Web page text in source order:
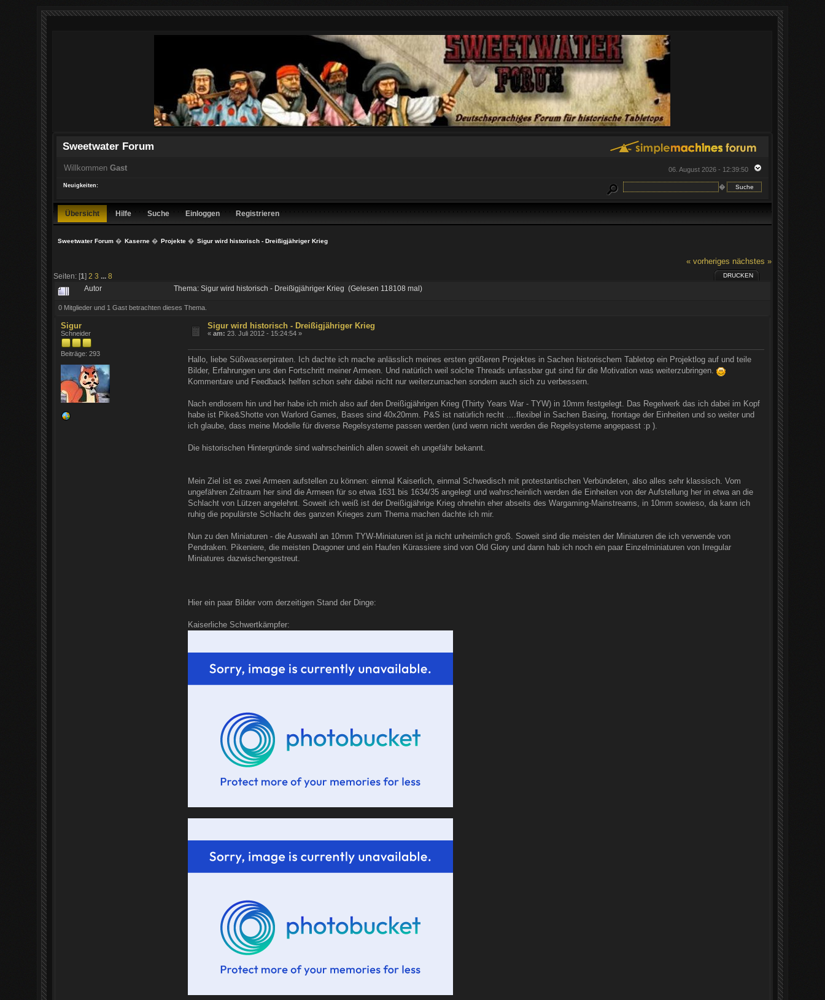
Sweetwater Forum
06. August 2026 - 12:39:50
Willkommen Gast
�
Neuigkeiten:
Übersicht Hilfe Suche Einloggen Registrieren
Sweetwater Forum� Kaserne� Projekte� Sigur wird historisch - Dreißigjähriger Krieg
« vorheriges nächstes »
Seiten: [1]2 3 ...8 DRUCKEN
Autor Thema: Sigur wird historisch - Dreißigjähriger Krieg (Gelesen 118108 mal)
0 Mitglieder und 1 Gast betrachten dieses Thema.
Sigur
Schneider
Beiträge: 293
Sigur wird historisch - Dreißigjähriger Krieg
«am: 23. Juli 2012 - 15:24:54 »
Hallo, liebe Süßwasserpiraten. Ich dachte ich mache anlässlich meines ersten größeren Projektes in Sachen historischem Tabletop ein Projektlog auf und teile
Bilder, Erfahrungen uns den Fortschritt meiner Armeen. Und natürlich weil solche Threads unfassbar gut sind für die Motivation was weiterzubringen.
Kommentare und Feedback helfen schon sehr dabei nicht nur weiterzumachen sondern auch sich zu verbessern.
Nach endlosem hin und her habe ich mich also auf den Dreißigjährigen Krieg (Thirty Years War - TYW) in 10mm festgelegt. Das Regelwerk das ich dabei im Kopf
habe ist Pike&Shotte von Warlord Games, Bases sind 40x20mm. P&S ist natürlich recht ....flexibel in Sachen Basing, frontage der Einheiten und so weiter und
ich glaube, dass meine Modelle für diverse Regelsysteme passen werden (und wenn nicht werden die Regelsysteme angepasst :p ).
Die historischen Hintergründe sind wahrscheinlich allen soweit eh ungefähr bekannt.
Mein Ziel ist es zwei Armeen aufstellen zu können: einmal Kaiserlich, einmal Schwedisch mit protestantischen Verbündeten, also alles sehr klassisch. Vom
ungefähren Zeitraum her sind die Armeen für so etwa 1631 bis 1634/35 angelegt und wahrscheinlich werden die Einheiten von der Aufstellung her in etwa an die
Schlacht von Lützen angelehnt. Soweit ich weiß ist der Dreißigjährige Krieg ohnehin eher abseits des Wargaming-Mainstreams, in 10mm sowieso, da kann ich
ruhig die populärste Schlacht des ganzen Krieges zum Thema machen dachte ich mir.
Nun zu den Miniaturen - die Auswahl an 10mm TYW-Miniaturen ist ja nicht unheimlich groß. Soweit sind die meisten der Miniaturen die ich verwende von
Pendraken. Pikeniere, die meisten Dragoner und ein Haufen Kürassiere sind von Old Glory und dann hab ich noch ein paar Einzelminiaturen von Irregular
Miniatures dazwischengestreut.
Hier ein paar Bilder vom derzeitigen Stand der Dinge:
Kaiserliche Schwertkämpfer: